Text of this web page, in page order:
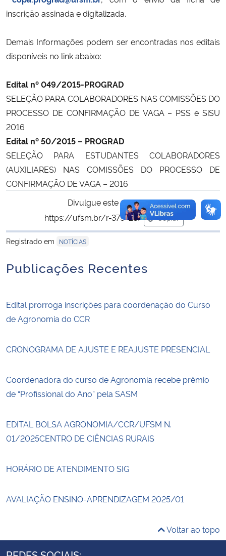
inscrição assinada e digitalizada.
Demais Informações podem ser encontradas nos editais
disponíveis no link abaixo:
Edital nº 049/2015-PROGRAD
SELEÇÃO PARA COLABORADORES NAS COMISSÕES DO
PROCESSO DE CONFIRMAÇÃO DE VAGA – PSS e SiSU
2016
Edital nº 50/2015 – PROGRAD
SELEÇÃO PARA ESTUDANTES COLABORADORES
(AUXILIARES) NAS COMISSÕES DO PROCESSO DE
CONFIRMAÇÃO DE VAGA – 2016
Divulgue este conteúdo:
https://ufsm.br/r-379-237
Copiar
para área de
Registrado em
NOTÍCIAS
Publicações Recentes
Edital prorroga inscrições para coordenação do Curso
de Agronomia do CCR
CRONOGRAMA DE AJUSTE E REAJUSTE PRESENCIAL
Coordenadora do curso de Agronomia recebe prêmio
de “Profissional do Ano” pela SASM
EDITAL BOLSA AGRONOMIA/CCR/UFSM N.
01/2025CENTRO DE CIÊNCIAS RURAIS
HORÁRIO DE ATENDIMENTO SIG
AVALIAÇÃO ENSINO-APRENDIZAGEM 2025/01
Voltar ao topo